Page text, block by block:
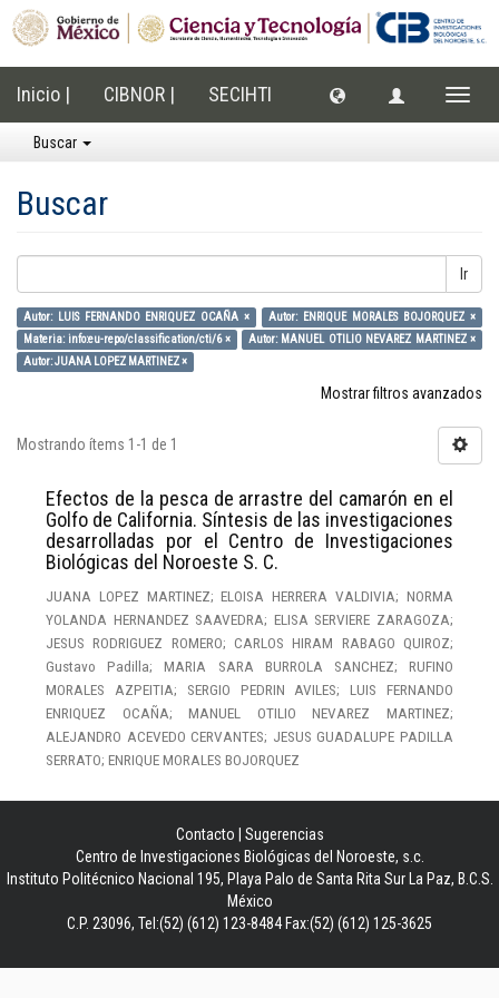
Inicio | CIBNOR | SECIHTI
Buscar
Buscar
Ir
Autor: LUIS FERNANDO ENRIQUEZ OCAÑA ×
Autor: ENRIQUE MORALES BOJORQUEZ ×
Materia: info:eu-repo/classification/cti/6 ×
Autor: MANUEL OTILIO NEVAREZ MARTINEZ ×
Autor: JUANA LOPEZ MARTINEZ ×
Mostrar filtros avanzados
Mostrando ítems 1-1 de 1
Efectos de la pesca de arrastre del camarón en el
Golfo de California. Síntesis de las investigaciones
desarrolladas por el Centro de Investigaciones
Biológicas del Noroeste S. C.
JUANA LOPEZ MARTINEZ; ELOISA HERRERA VALDIVIA; NORMA
YOLANDA HERNANDEZ SAAVEDRA; ELISA SERVIERE ZARAGOZA;
JESUS RODRIGUEZ ROMERO; CARLOS HIRAM RABAGO QUIROZ;
Gustavo Padilla; MARIA SARA BURROLA SANCHEZ; RUFINO
MORALES AZPEITIA; SERGIO PEDRIN AVILES; LUIS FERNANDO
ENRIQUEZ OCAÑA; MANUEL OTILIO NEVAREZ MARTINEZ;
ALEJANDRO ACEVEDO CERVANTES; JESUS GUADALUPE PADILLA
SERRATO; ENRIQUE MORALES BOJORQUEZ
Contacto
Sugerencias
Centro de Investigaciones Biológicas del Noroeste, s.c.
Instituto Politécnico Nacional 195, Playa Palo de Santa Rita Sur La Paz, B.C.S.
México
C.P. 23096, Tel:(52) (612) 123-8484 Fax:(52) (612) 125-3625